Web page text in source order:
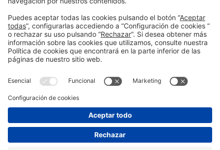
Información generalAviso legal
#ALIMENTARIA2028
en las redes sociales